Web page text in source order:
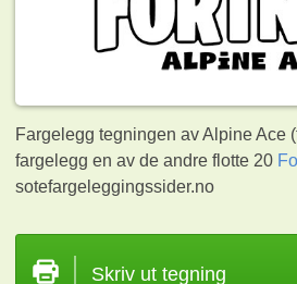
Fargelegg tegningen av Alpine Ace
fargelegg en av de andre flotte 20
sotefargeleggingssider.no
Skriv ut tegning